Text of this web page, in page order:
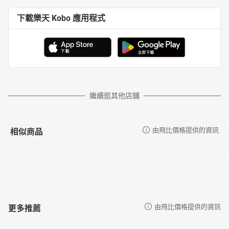
下載樂天 Kobo 應用程式
繼續逛其他店舖
相似商品 由飛比價格提供的資訊
更多推薦 由飛比價格提供的資訊